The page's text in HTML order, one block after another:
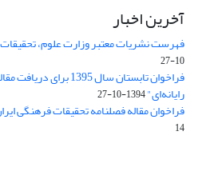
آخرین اخبار
فهرست نشریات معتبر وزارت علوم، تحقیقات و
10-27
فراخوان تابستان سال 1395
رایانه‌ای"1394-10-27
فراخوان مقاله فصلنامه تحقیقات فرهنگی ایران سال
14